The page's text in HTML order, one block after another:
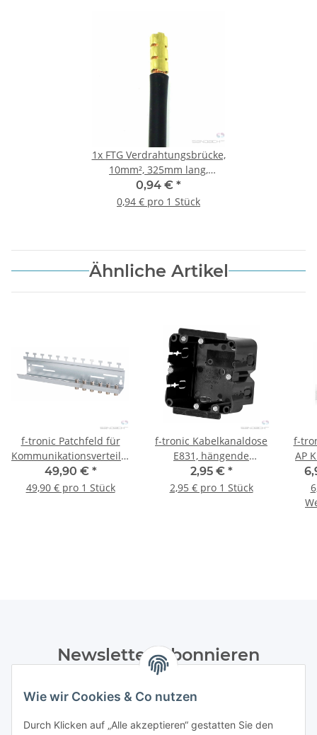
Wie wir Cookies & Co nutzen
Durch Klicken auf „Alle akzeptieren“ gestatten Sie den
1x FTG Verdrahtungsbrücke,
10mm², 325mm lang,
schwarz, 2x Aderendhülse
0,94 € *
0,94 € pro 1 Stück
Ähnliche Artikel
f-tronic Patchfeld für
Kommunikationsverteiler,
PATCH6+6, 1 Stück
49,90 € *
49,90 € pro 1 Stück
f-tronic Kabelkanaldose
E831, hängende
Befestigung, 1 Stück
2,95 € *
2,95 € pro 1 Stück
f-
AP
Newsletter Abonnieren
Datenschutzerklärungregelmäßig und jederzeit widerruflich